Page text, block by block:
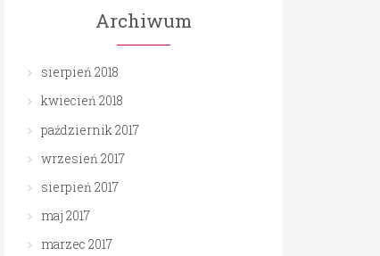
Archiwum
sierpień 2018
kwiecień 2018
październik 2017
wrzesień 2017
sierpień 2017
maj 2017
marzec 2017